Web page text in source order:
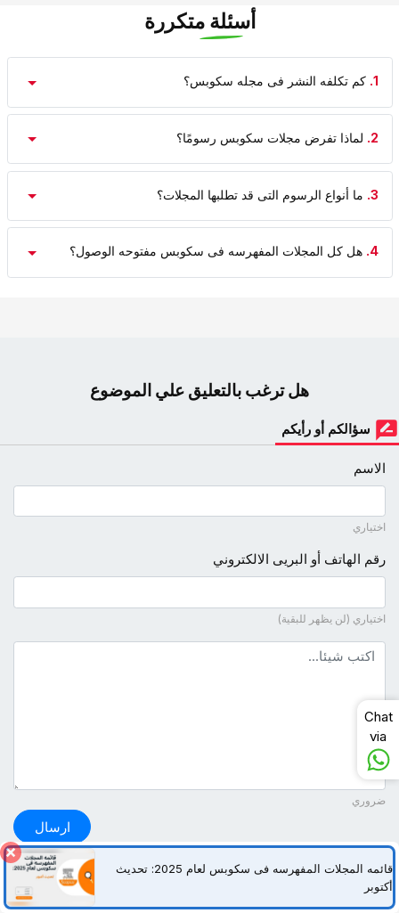
أسئلة متكررة
1. کم تکلفه النشر فی مجله سکوبس؟
2. لماذا تفرض مجلات سکوبس رسومًا؟
3. ما أنواع الرسوم التی قد تطلبها المجلات؟
4. هل کل المجلات المفهرسه فی سکوبس مفتوحه الوصول؟
هل ترغب بالتعليق علي الموضوع
سؤالكم أو رأيكم
الاسم
اختياري
رقم الهاتف أو البريى الالكتروني
اختياري (لن يظهر للبقية)
نص التعليق
ضروري
ارسال
قائمه المجلات المفهرسه فی سکوبس لعام 2025: تحدیث
أکتوبر
Chat
via